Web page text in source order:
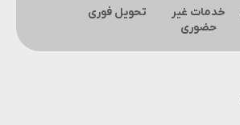
خدمات غیر
حضوری
تحویل فوری